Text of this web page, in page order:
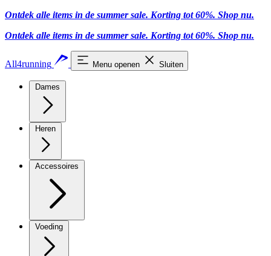
Ontdek alle items in de summer sale. Korting tot 60%. Shop nu.
Ontdek alle items in de summer sale. Korting tot 60%. Shop nu.
All4running Menu openen Sluiten
Dames
Heren
Accessoires
Voeding